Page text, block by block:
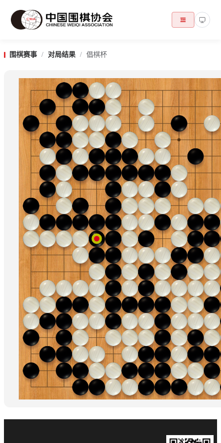
围棋赛事 / 对局结果 / 倡棋杯